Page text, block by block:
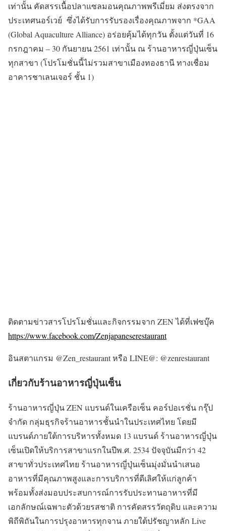
เท่านั้น คัดสรรเนื้อปลาแซลมอนคุณภาพพรีเมี่ยม ส่งตรงจาก
ประเทศนอร์เวย์ ซึ่งได้รับการรับรองเรื่องคุณภาพจาก *GAA
(Global Aquaculture Alliance) อร่อยคุ้มได้ทุกวัน ตั้งแต่วันที่ 16
กรกฎาคม – 30 กันยายน 2561 เท่านั้น ณ ร้านอาหารญี่ปุ่นเซ็น
ทุกสาขา (โปรโมชั่นนี้ไม่รวมสาขาเมืองทองธานี ทางเชื่อม
อาคารชาเลนเจอร์ ชั้น 1)
ติดตามข่าวสารโปรโมชั่นและกิจกรรมจาก ZEN ได้ที่เฟซบุ๊ค
https://www.facebook.com/Zenjapaneserestaurant
อินสตาแกรม @Zen_restaurant หรือ LINE@: @zenrestaurant
เกี่ยวกับร้านอาหารญี่ปุ่นเซ็น
ร้านอาหารญี่ปุ่น ZEN แบรนด์ในเครือเซ็น คอร์ปอเรชั่น กรุ๊ป
จำกัด กลุ่มธุรกิจร้านอาหารชั้นนำในประเทศไทย โดยมี
แบรนด์ภายใต้การบริหารทั้งหมด 13 แบรนด์ ร้านอาหารญี่ปุ่น
เซ็นเปิดให้บริการสาขาแรกในปีพ.ศ. 2534 ปัจจุบันมีกว่า 42
สาขาทั่วประเทศไทย ร้านอาหารญี่ปุ่นเซ็นมุ่งมั่นนำเสนอ
อาหารที่มีคุณภาพสูงและการบริการที่ดีเลิศให้แก่ลูกค้า
พร้อมทั้งส่งมอบประสบการณ์การรับประทานอาหารที่มี
เอกลักษณ์เฉพาะตัวด้วยรสชาติ การคัดสรรวัตถุดิบ และความ
พิถีพิถันในการปรุงอาหารทุกจาน ภายใต้ปรัชญาหลัก Live